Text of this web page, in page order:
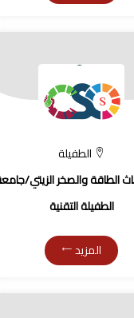
الطفيلة
الطاقة والصخر الزيتي/
الطفيلة التقنية
المزيد